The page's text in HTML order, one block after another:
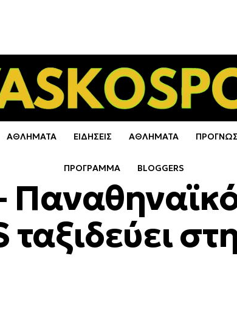
ΑΘΛΗΜΑΤΑ ΕΙΔΗΣΕΙΣ ΑΘΛΗΜΑΤΑ
ΠΡΟΓΡΑΜΜΑ BLOGGERS
ταξιδεύει